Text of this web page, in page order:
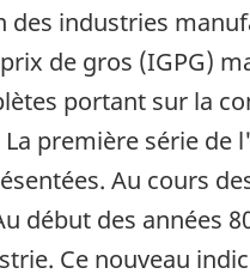
industries
de gros (IGPG)
portant sur la
première série de
Au cours
début des années
Ce nouveau